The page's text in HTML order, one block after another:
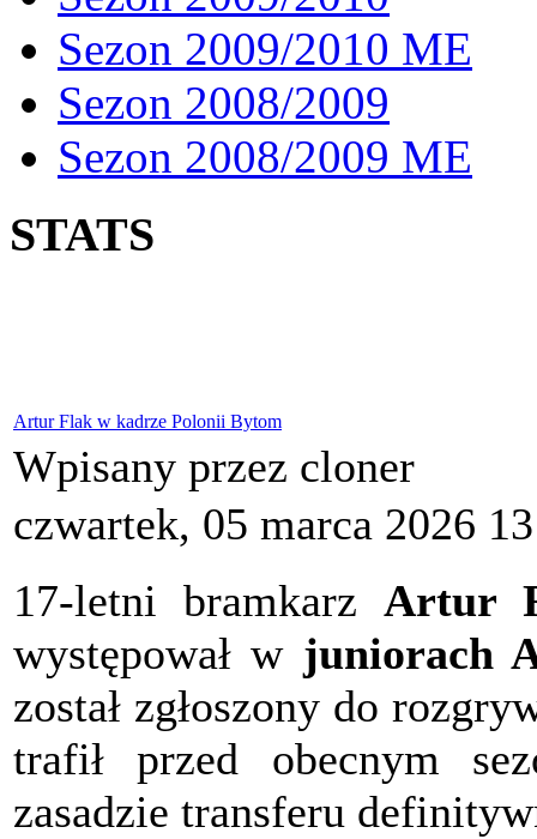
Sezon 2009/2010 ME
Sezon 2008/2009
Sezon 2008/2009 ME
STATS
Artur Flak w kadrze Polonii Bytom
Wpisany przez cloner
czwartek, 05 marca 2026
17-letni bramkarzArtur
występował w juniorach
został zgłoszony do
trafił przed obecnym
zasadzie transferu